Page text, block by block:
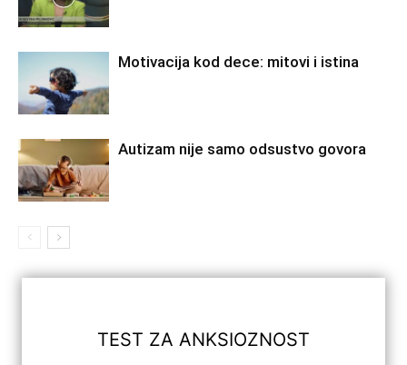
Motivacija kod dece: mitovi i istina
Autizam nije samo odsustvo govora
TEST ZA ANKSIOZNOST